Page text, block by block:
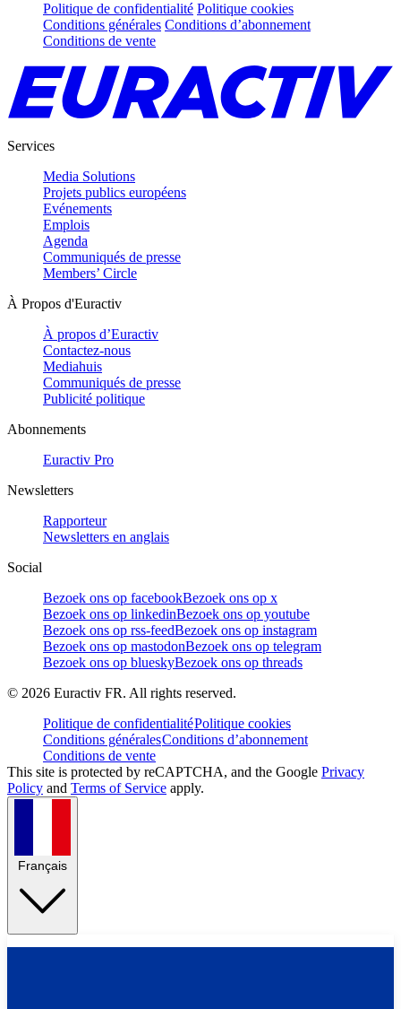
Politique de confidentialité Politique cookies
Conditions générales Conditions d’abonnement
Conditions de vente
Services
Media Solutions
Projets publics européens
Evénements
Emplois
Agenda
Communiqués de presse
Members’ Circle
À Propos d'Euractiv
À propos d’Euractiv
Contactez-nous
Mediahuis
Communiqués de presse
Publicité politique
Abonnements
Euractiv Pro
Newsletters
Rapporteur
Newsletters en anglais
Social
Bezoek ons op facebookBezoek ons op x
Bezoek ons op linkedinBezoek ons op youtube
Bezoek ons op rss-feedBezoek ons op instagram
Bezoek ons op mastodonBezoek ons op telegram
Bezoek ons op blueskyBezoek ons op threads
© 2026 Euractiv FR. All rights reserved.
Politique de confidentialitéPolitique cookies
Conditions généralesConditions d’abonnement
Conditions de vente
This site is protected by reCAPTCHA, and the Google Privacy
Policy and Terms of Service apply.
Français